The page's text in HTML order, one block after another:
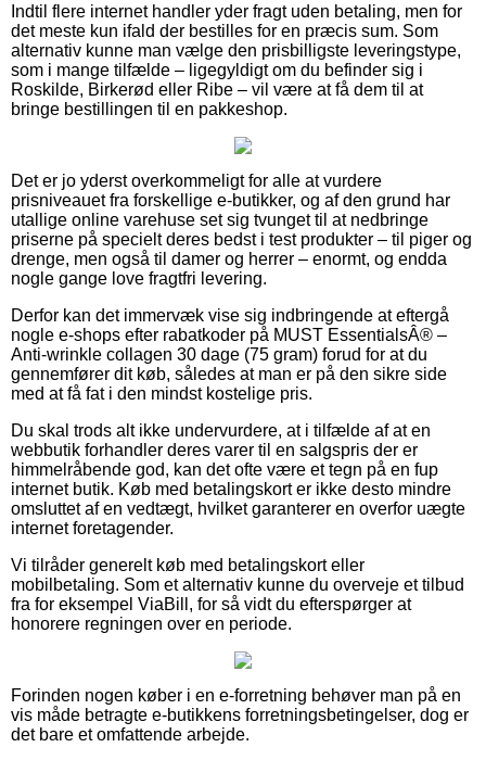
Indtil flere internet handler yder fragt uden betaling, men for
det meste kun ifald der bestilles for en præcis sum. Som
alternativ kunne man vælge den prisbilligste leveringstype,
som i mange tilfælde – ligegyldigt om du befinder sig i
Roskilde, Birkerød eller Ribe – vil være at få dem til at
bringe bestillingen til en pakkeshop.
Det er jo yderst overkommeligt for alle at vurdere
prisniveauet fra forskellige e-butikker, og af den grund har
utallige online varehuse set sig tvunget til at nedbringe
priserne på specielt deres bedst i test produkter – til piger og
drenge, men også til damer og herrer – enormt, og endda
nogle gange love fragtfri levering.
Derfor kan det immervæk vise sig indbringende at eftergå
nogle e-shops efter rabatkoder på MUST EssentialsÂ® –
Anti-wrinkle collagen 30 dage (75 gram) forud for at du
gennemfører dit køb, således at man er på den sikre side
med at få fat i den mindst kostelige pris.
Du skal trods alt ikke undervurdere, at i tilfælde af at en
webbutik forhandler deres varer til en salgspris der er
himmelråbende god, kan det ofte være et tegn på en fup
internet butik. Køb med betalingskort er ikke desto mindre
omsluttet af en vedtægt, hvilket garanterer en overfor uægte
internet foretagender.
Vi tilråder generelt køb med betalingskort eller
mobilbetaling. Som et alternativ kunne du overveje et tilbud
fra for eksempel ViaBill, for så vidt du efterspørger at
honorere regningen over en periode.
Forinden nogen køber i en e-forretning behøver man på en
vis måde betragte e-butikkens forretningsbetingelser, dog er
det bare et omfattende arbejde.